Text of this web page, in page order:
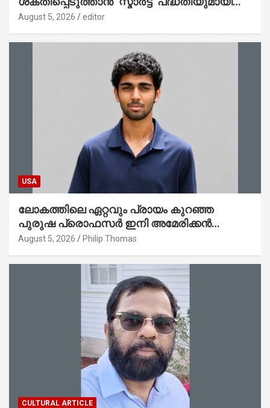
കേര; ലോഗോ മുഖ്യമന്ത്രി പ്രകാശനം
August 5, 2026 editor
USA
ലോകത്തിലെ ഏറ്റവും പ്രായം കുറഞ്ഞ
പുരുഷ പ്രൊഫസർ ഇനി അമേരിക്കൻ
മലയാളി നേഥൻ തോമസ്
August 5, 2026 Philip Thomas
CULTURAL ARTICLE